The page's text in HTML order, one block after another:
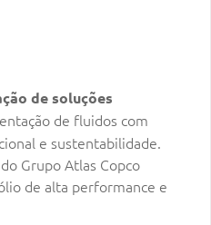
de soluções
de fluidos com
e sustentabilidade.
Grupo Atlas Copco
de alta performance e